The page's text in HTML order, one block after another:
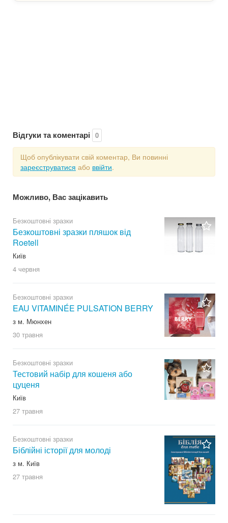
Відгуки та коментарі 0
Щоб опублікувати свій коментар, Ви повинні
зареєструватися або ввійти.
Можливо, Вас зацікавить
Безкоштовні зразки
Безкоштовні зразки пляшок від
Roetell
Київ
4 червня
Безкоштовні зразки
EAU VITAMINÉE PULSATION BERRY
з м. Мюнхен
30 травня
Безкоштовні зразки
Тестовий набір для кошеня або
цуценя
Київ
27 травня
Безкоштовні зразки
Біблійні історії для молоді
з м. Київ
27 травня